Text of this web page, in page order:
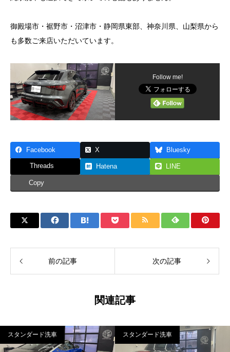
御殿場市・裾野市・沼津市・静岡県東部、神奈川県、山梨県から
も多数ご来店いただいています。
Follow me!
Facebook X Bluesky
Threads Hatena LINE
Copy
前の記事 次の記事
関連記事
スタンダード洗車 スタンダード洗車